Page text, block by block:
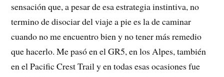
sensación que, a pesar de esa estrategia instintiva, no
termino de disociar del viaje a pie es la de caminar
cuando no me encuentro bien y no tener más remedio
que hacerlo. Me pasó en el GR5, en los Alpes, también
en el Pacific Crest Trail y en todas esas ocasiones fue